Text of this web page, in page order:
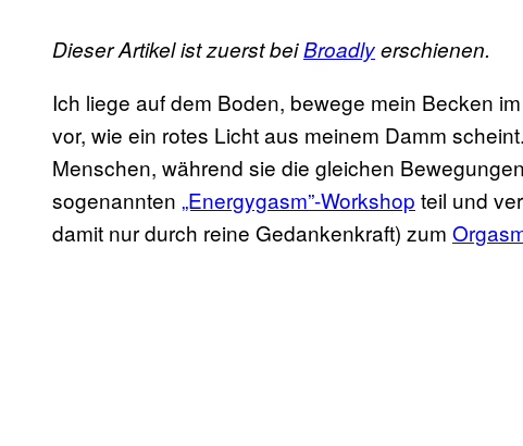
Dieser Artikel ist zuerst beiBroadlyerschienen.
Ich liege auf dem Boden, bewege mein Becken
vor, wie ein rotes Licht aus meinem Damm
Menschen, während sie die gleichen
sogenannten „Energygasm”-Workshop teil und
damit nur durch reine Gedankenkraft) zum